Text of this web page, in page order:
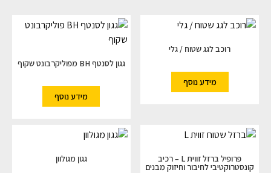
רוכב לגג שטוח / גלי
מידע נוסף
גגון לסנטף BH מפוליקרבונט שקוף
מידע נוסף
פרופיל ברזל זווית L – רכיב
קונסטרוקטיבי לחיבור וחיזוק מבנים
גגון מגולוון